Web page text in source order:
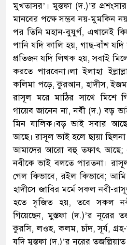
মুখতাসর’। মুস্তফা (দ.)’র
মানবের পক্ষে সম্ভব নয়-মুমকিন
পর তিনি মহান-বুযুর্গ, এখানেই
পানি যদি কালি হয়, গাছ-বাঁশ
প্রতিজন যদি লিখক হয়, সবাই
করতে পারবেনা।লা ইলাহা
কলিমা পড়ে, কুরআন, হাদীস,
রাসূল মরে মাঠির সাথে মিশে
গায়েব জানেন না, নবী (দ.) বড়
মিন যালিক।বড় ভাই সবার
আছে। রাসূল ভাই হলে ছায়া
আমাদের আরো বহু তফাৎ আছে;
নবীকে ভাই বলতে পারতনা।
গেল কিভাবে, রইল কিভাবে; আমি
হাদীসে জাবির মর্মে সকল নবী-
হতে সৃজিত হয়, তবে সকল
গিয়েছেন, মুস্তফা (দ.)’র নূরের
কুরসি, লওহ, কলম, চাঁদ, সূর্য,
যদি মুস্তফা (দ.)’র নূরের